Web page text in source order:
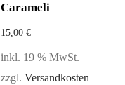
Carameli
15,00 €
inkl. 19 % MwSt.
zzgl. Versandkosten